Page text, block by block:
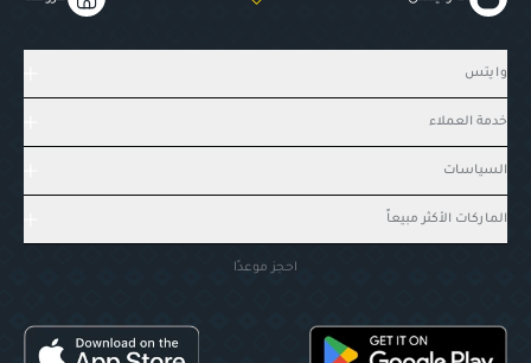
وايتس
خدمة العملاء
السياسات
الماركات الأكثر مبيعاً
احجز موعدًا